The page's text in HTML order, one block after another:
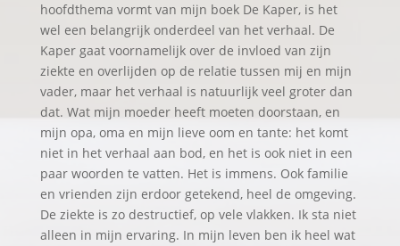
hoofdthema vormt van mijn boek De Kaper, is het
wel een belangrijk onderdeel van het verhaal. De
Kaper gaat voornamelijk over de invloed van zijn
ziekte en overlijden op de relatie tussen mij en mijn
vader, maar het verhaal is natuurlijk veel groter dan
dat. Wat mijn moeder heeft moeten doorstaan, en
mijn opa, oma en mijn lieve oom en tante: het komt
niet in het verhaal aan bod, en het is ook niet in een
paar woorden te vatten. Het is immens. Ook familie
en vrienden zijn erdoor getekend, heel de omgeving.
De ziekte is zo destructief, op vele vlakken. Ik sta niet
alleen in mijn ervaring. In mijn leven ben ik heel wat